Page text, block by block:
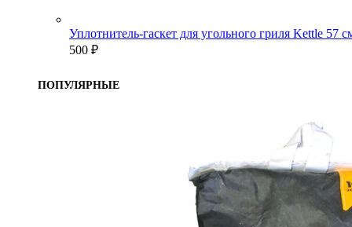
Уплотнитель-гаскет для угольного гриля Kettle 57
500 ₽
ПОПУЛЯРНЫЕ